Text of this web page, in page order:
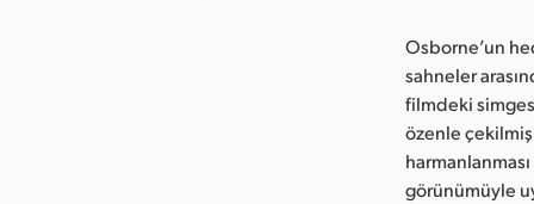
Osborne’un
sahneler
filmdeki
özenle
görünümüyle